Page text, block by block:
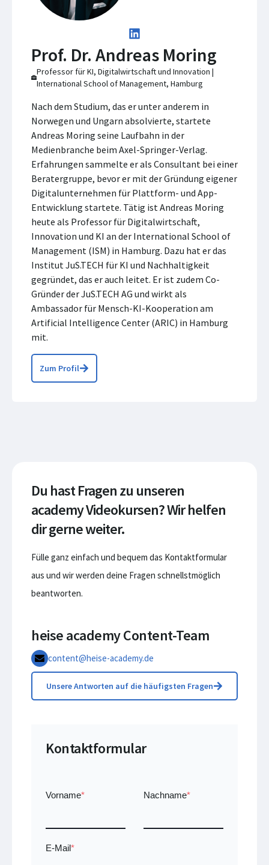
Prof. Dr. Andreas Moring
Professor für KI, Digitalwirtschaft und Innovation |
International School of Management, Hamburg
Nach dem Studium, das er unter anderem in
Norwegen und Ungarn absolvierte, startete
Andreas Moring seine Laufbahn in der
Medienbranche beim Axel-Springer-Verlag.
Erfahrungen sammelte er als Consultant bei einer
Beratergruppe, bevor er mit der Gründung eigener
Digitalunternehmen für Plattform- und App-
Entwicklung startete. Tätig ist Andreas Moring
heute als Professor für Digitalwirtschaft,
Innovation und KI an der International School of
Management (ISM) in Hamburg. Dazu hat er das
Institut JuS.TECH für KI und Nachhaltigkeit
gegründet, das er auch leitet. Er ist zudem Co-
Gründer der JuS.TECH AG und wirkt als
Ambassador für Mensch-KI-Kooperation am
Artificial Intelligence Center (ARIC) in Hamburg
mit.
Zum Profil
Du hast Fragen zu unseren
academy Videokursen? Wir helfen
dir gerne weiter.
Fülle ganz einfach und bequem das Kontaktformular
aus und wir werden deine Fragen schnellstmöglich
beantworten.
heise academy Content-Team
content@heise-academy.de
Unsere Antworten auf die häufigsten Fragen
Kontaktformular
Vorname* Nachname*
E-Mail*